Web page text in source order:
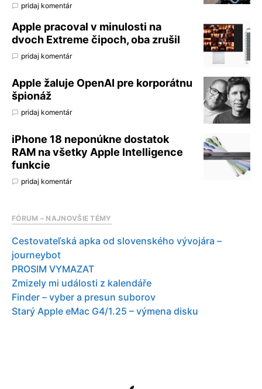
pridaj komentár
Apple pracoval v minulosti na
dvoch Extreme čipoch, oba zrušil
pridaj komentár
Apple žaluje OpenAI pre korporátnu
špionáž
pridaj komentár
iPhone 18 neponúkne dostatok
RAM na všetky Apple Intelligence
funkcie
pridaj komentár
FÓRUM – NAJNOVŠIE TÉMY
Cestovateľská apka od slovenského vývojára –
journeybot
PROSIM VYMAZAT
Zmizely mi události z kalendáře
Finder – vyber a presun suborov
Starý Apple eMac G4/1.25 – výmena disku